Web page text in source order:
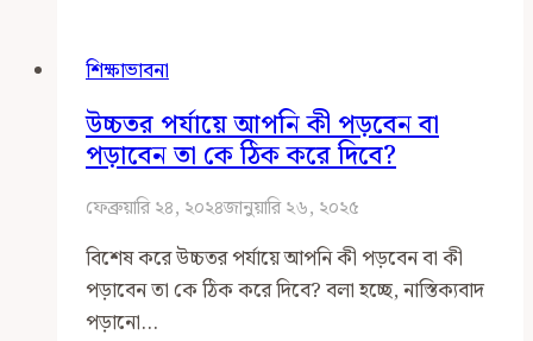
দীক্ষাও
দেয়া
হচ্ছে
কিনা
বুঝবেন?
শিক্ষাভাবনা
উচ্চতর পর্যায়ে আপনি কী পড়বেন বা
পড়াবেন তা কে ঠিক করে দিবে?
ফেব্রুয়ারি ২৪, ২০২৪জানুয়ারি ২৬, ২০২৫
বিশেষ করে উচ্চতর পর্যায়ে আপনি কী পড়বেন বা কী
পড়াবেন তা কে ঠিক করে দিবে? বলা হচ্ছে, নাস্তিক্যবাদ
পড়ানো…